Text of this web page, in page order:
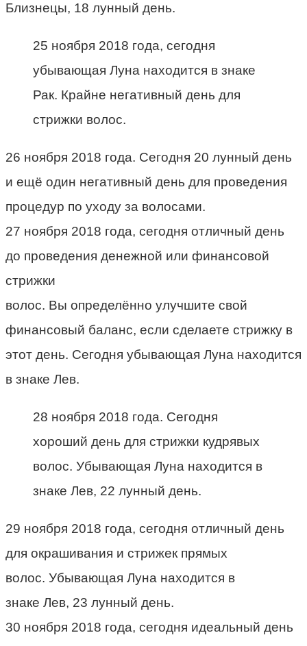
Близнецы, 18 лунный день.
25 ноября 2018 года, сегодня
убывающая Луна находится в знаке
Рак. Крайне негативный день для
стрижки волос.
26 ноября 2018 года. Сегодня 20 лунный день
и ещё один негативный день для проведения
процедур по уходу за волосами.
27 ноября 2018 года, сегодня отличный день
до проведения денежной или финансовой
стрижки
волос. Вы определённо улучшите свой
финансовый баланс, если сделаете стрижку в
этот день. Сегодня убывающая Луна находится
в знаке Лев.
28 ноября 2018 года. Сегодня
хороший день для стрижки кудрявых
волос. Убывающая Луна находится в
знаке Лев, 22 лунный день.
29 ноября 2018 года, сегодня отличный день
для окрашивания и стрижек прямых
волос. Убывающая Луна находится в
знаке Лев, 23 лунный день.
30 ноября 2018 года, сегодня идеальный день